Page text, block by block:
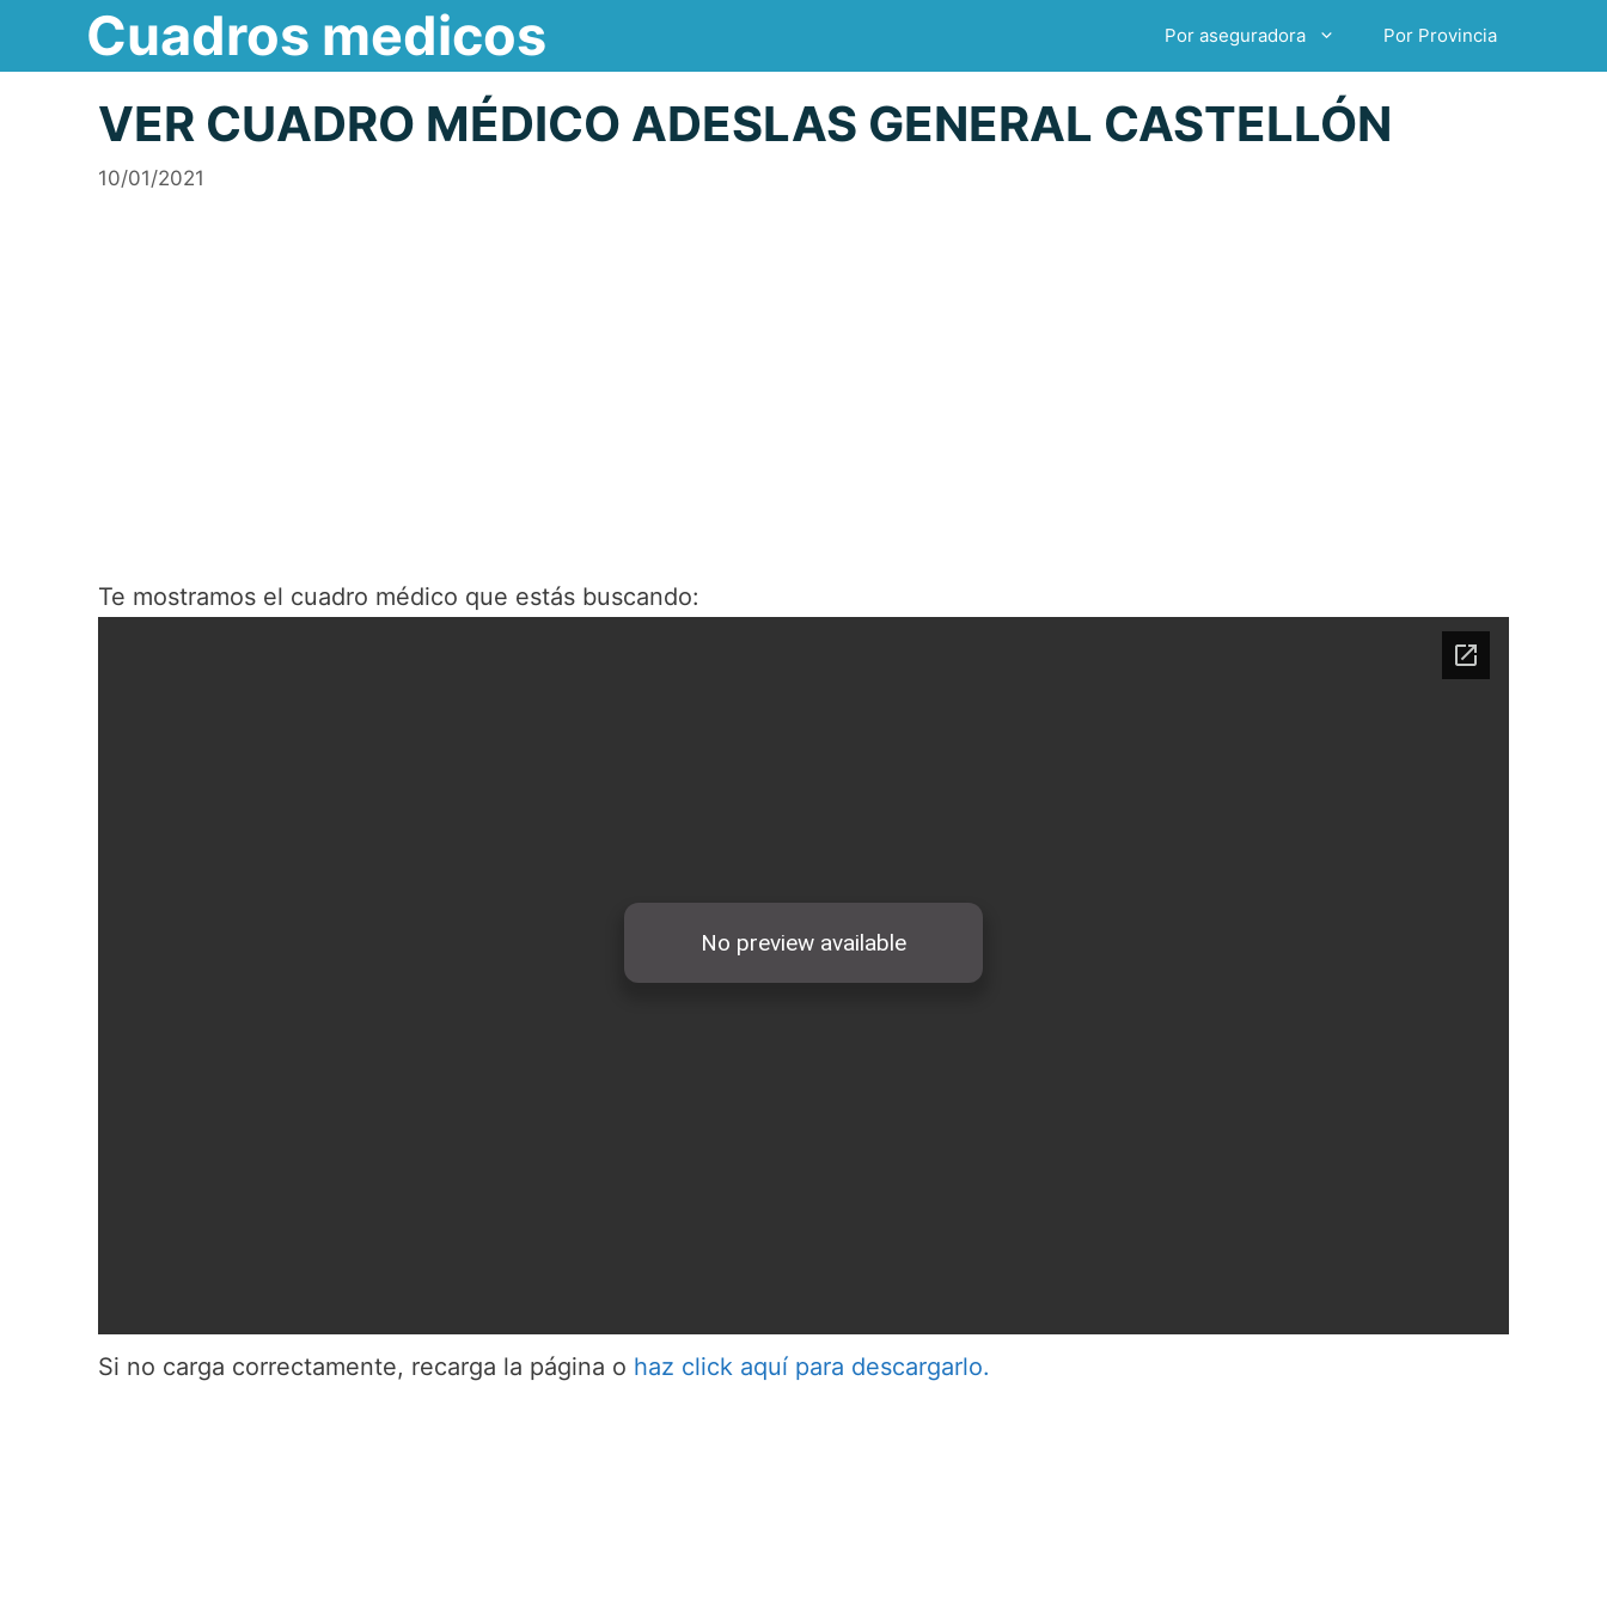
contenido
Cuadros medicos Por aseguradora Por Provincia
VER CUADRO MÉDICO ADESLAS GENERAL CASTELLÓN
10/01/2021
Te mostramos el cuadro médico que estás buscando:
Si no carga correctamente, recarga la página o haz click aquí para descargarlo.